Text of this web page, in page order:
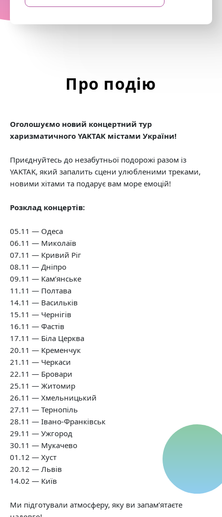
Про подію
Оголошуємо новий концертний тур
харизматичного YAKTAK містами України!
Приєднуйтесь до незабутньої подорожі разом із
YAKTAK, який запалить сцени улюбленими треками,
новими хітами та подарує вам море емоцій!
Розклад концертів:
05.11 — Одеса
06.11 — Миколаїв
07.11 — Кривий Ріг
08.11 — Дніпро
09.11 — Кам’янське
11.11 — Полтава
14.11 — Васильків
15.11 — Чернігів
16.11 — Фастів
17.11 — Біла Церква
20.11 — Кременчук
21.11 — Черкаси
22.11 — Бровари
25.11 — Житомир
26.11 — Хмельницький
27.11 — Тернопіль
28.11 — Івано-Франківськ
29.11 — Ужгород
30.11 — Мукачево
01.12 — Хуст
20.12 — Львів
14.02 — Київ
Ми підготували атмосферу, яку ви запам’ятаєте